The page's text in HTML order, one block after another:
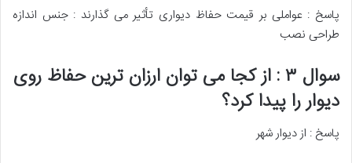
پاسخ : عواملی بر قیمت حفاظ دیواری تأثیر می گذارند : جنس اندازه
طراحی نصب
سوال ۳ : از کجا می توان ارزان ترین حفاظ روی
دیوار را پیدا کرد؟
پاسخ : از دیوار شهر